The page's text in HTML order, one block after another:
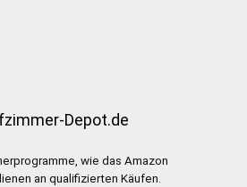
Depot.de
wie das Amazon
an qualifizierten Käufen.